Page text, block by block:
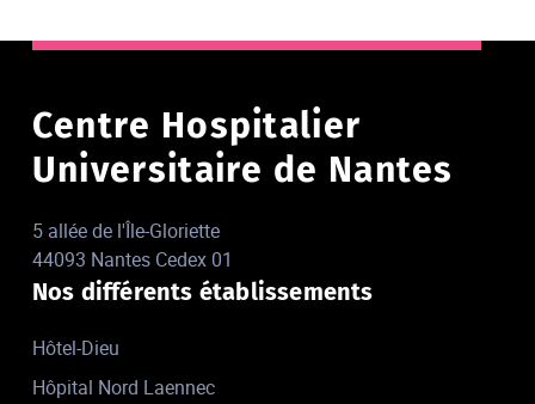
Centre Hospitalier
Universitaire de Nantes
5 allée de l'Île-Gloriette
44093 Nantes Cedex 01
Nos différents établissements
Hôtel-Dieu
Hôpital Nord Laennec